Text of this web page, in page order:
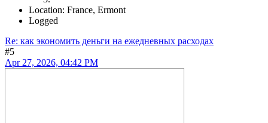
Location: France, Ermont
Logged
Re: как экономить деньги на ежедневных расходах
#5
Apr 27, 2026, 04:42 PM